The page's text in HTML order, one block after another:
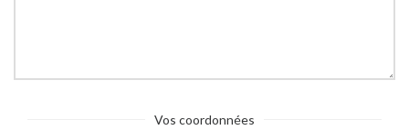
Vos coordonnées